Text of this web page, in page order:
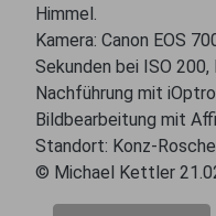
Himmel.
Kamera: Canon EOS
Sekunden bei ISO 200,
Nachführung mit
Bildbearbeitung mit
Standort: Konz-
© Michael Kettler